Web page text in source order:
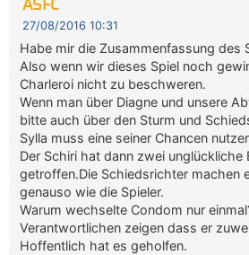
ASFC
27/08/2016 10:31
Habe mir die Zusammenfassung des
Also wenn wir dieses Spiel noch
Charleroi nicht zu beschweren.
Wenn man über Diagne und unsere
bitte auch über den Sturm und
Sylla muss eine seiner Chancen
Der Schiri hat dann zwei unglückliche
getroffen.Die Schiedsrichter machen
genauso wie die Spieler.
Warum wechselte Condom nur
Verantwortlichen zeigen dass er
Hoffentlich hat es geholfen.